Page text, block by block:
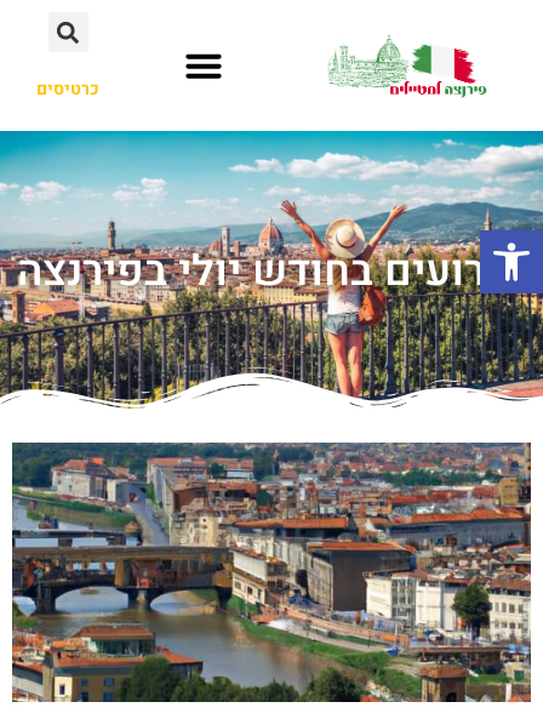
כרטיסים
אירועים בחודש יולי בפירנצה
פתח סרגל נגישות